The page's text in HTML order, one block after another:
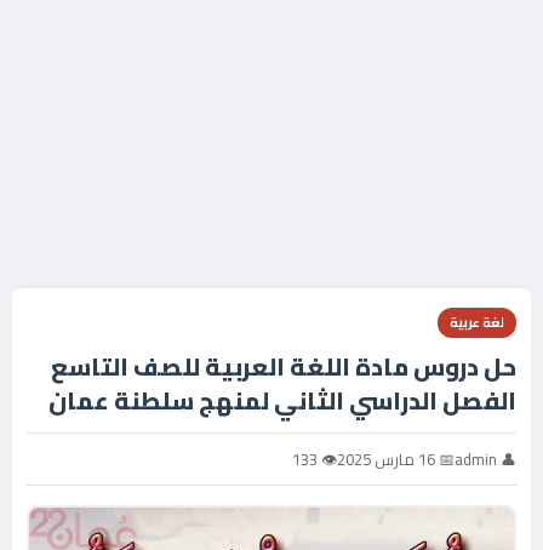
لغة عربية
حل دروس مادة اللغة العربية للصف التاسع
الفصل الدراسي الثاني لمنهج سلطنة عمان
👤 admin 📅 16 مارس 2025 👁 133